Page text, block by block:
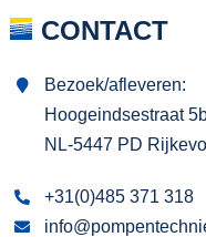
CONTACT
Bezoek/afleveren:
Hoogeindsestraat
NL-5447 PD
+31(0)485 371 318